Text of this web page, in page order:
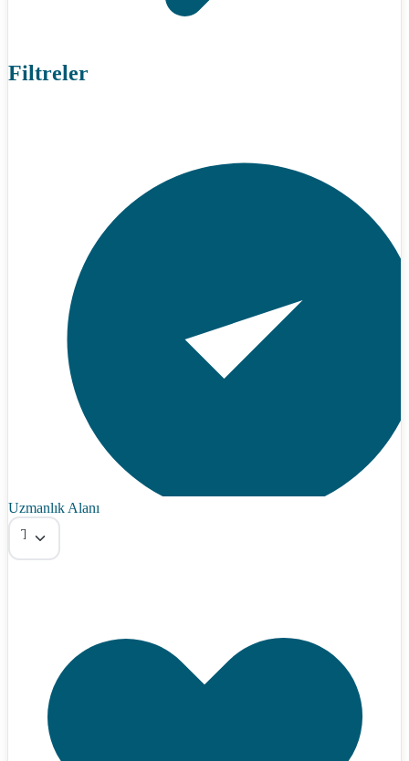
Filtreler
Uzmanlık Alanı
Tümü